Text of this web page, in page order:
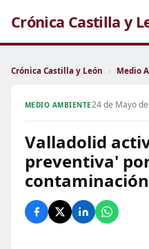
Crónica Castilla y
Crónica Castilla y León › Medio
MEDIO AMBIENTE24 de Mayo
Valladolid
preventiva'